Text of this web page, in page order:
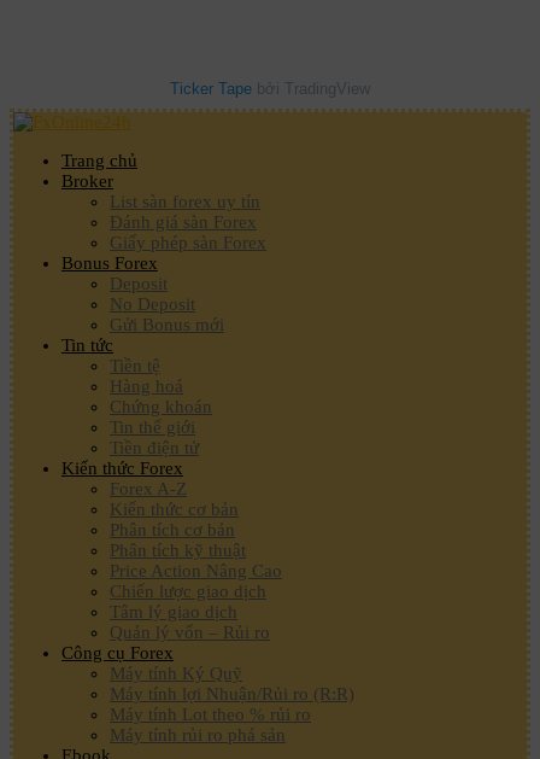
Ticker Tape bởi TradingView
Trang chủ
Broker
List sàn forex uy tín
Đánh giá sàn Forex
Giấy phép sàn Forex
Bonus Forex
Deposit
No Deposit
Gửi Bonus mới
Tin tức
Tiền tệ
Hàng hoá
Chứng khoán
Tin thế giới
Tiền điện tử
Kiến thức Forex
Forex A-Z
Kiến thức cơ bản
Phân tích cơ bản
Phân tích kỹ thuật
Price Action Nâng Cao
Chiến lược giao dịch
Tâm lý giao dịch
Quản lý vốn – Rủi ro
Công cụ Forex
Máy tính Ký Quỹ
Máy tính lợi Nhuận/Rủi ro (R:R)
Máy tính Lot theo % rủi ro
Máy tính rủi ro phá sản